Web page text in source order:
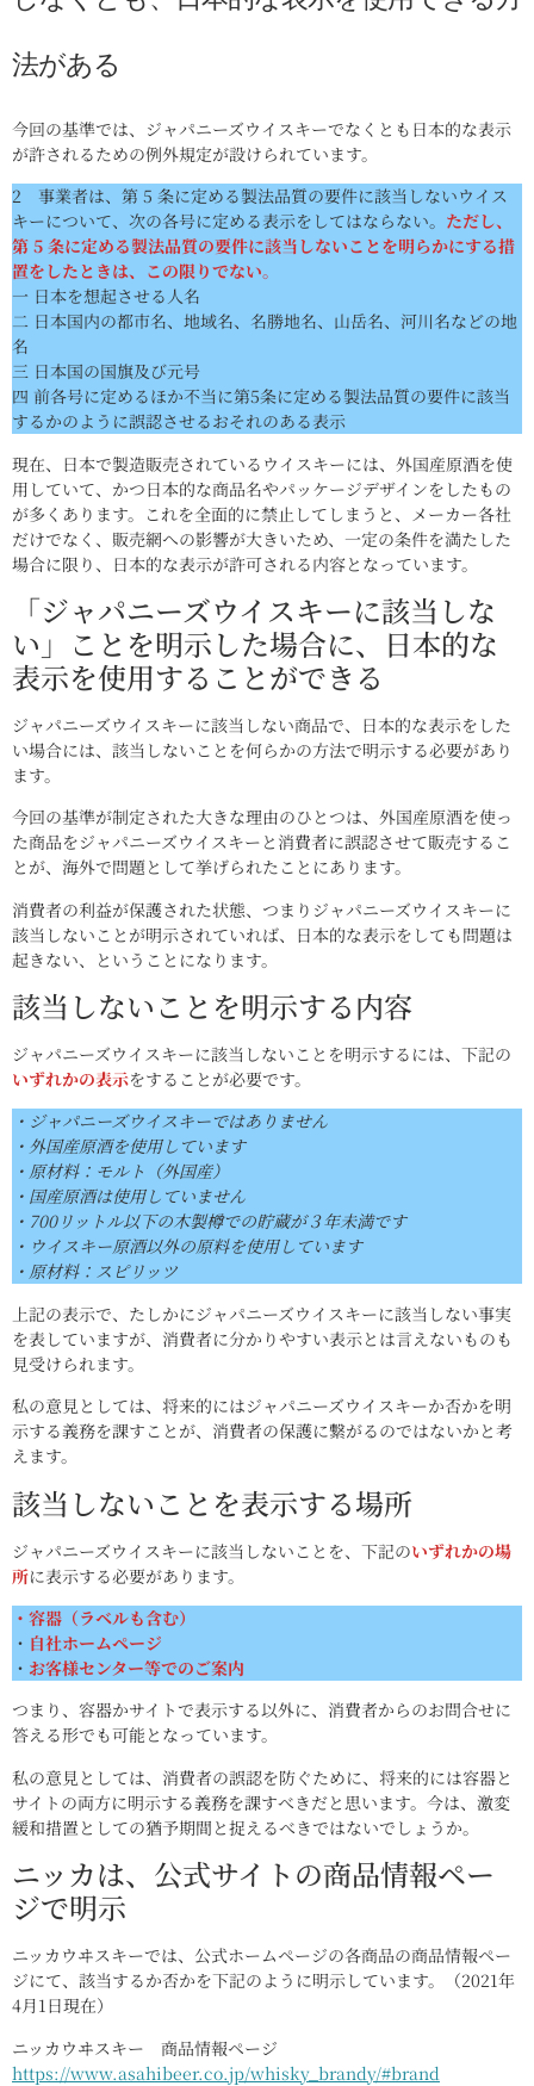
法がある
今回の基準では、ジャパニーズウイスキーでなくとも日本的な表示
が許されるための例外規定が設けられています。
2 事業者は、第 5 条に定める製法品質の要件に該当しないウイス
キーについて、次の各号に定める表示をしてはならない。 ただし、
第 5 条に定める製法品質の要件に該当しないことを明らかにする措
置をしたときは、この限りでない。
一 日本を想起させる人名
二 日本国内の都市名、地域名、名勝地名、山岳名、河川名などの地
名
三 日本国の国旗及び元号
四 前各号に定めるほか不当に第5条に定める製法品質の要件に該当
するかのように誤認させるおそれのある表示
現在、日本で製造販売されているウイスキーには、外国産原酒を使
用していて、かつ日本的な商品名やパッケージデザインをしたもの
が多くあります。これを全面的に禁止してしまうと、メーカー各社
だけでなく、販売網への影響が大きいため、一定の条件を満たした
場合に限り、日本的な表示が許可される内容となっています。
「ジャパニーズウイスキーに該当しな
い」ことを明示した場合に、日本的な
表示を使用することができる
ジャパニーズウイスキーに該当しない商品で、日本的な表示をした
い場合には、該当しないことを何らかの方法で明示する必要があり
ます。
今回の基準が制定された大きな理由のひとつは、外国産原酒を使っ
た商品をジャパニーズウイスキーと消費者に誤認させて販売するこ
とが、海外で問題として挙げられたことにあります。
消費者の利益が保護された状態、つまりジャパニーズウイスキーに
該当しないことが明示されていれば、日本的な表示をしても問題は
起きない、ということになります。
該当しないことを明示する内容
ジャパニーズウイスキーに該当しないことを明示するには、下記の
いずれかの表示をすることが必要です。
・ジャパニーズウイスキーではありません
・外国産原酒を使用しています
・原材料：モルト（外国産）
・国産原酒は使用していません
・700リットル以下の木製樽での貯蔵が３年未満です
・ウイスキー原酒以外の原料を使用しています
・原材料：スピリッツ
上記の表示で、たしかにジャパニーズウイスキーに該当しない事実
を表していますが、消費者に分かりやすい表示とは言えないものも
見受けられます。
私の意見としては、将来的にはジャパニーズウイスキーか否かを明
示する義務を課すことが、消費者の保護に繋がるのではないかと考
えます。
該当しないことを表示する場所
ジャパニーズウイスキーに該当しないことを、下記のいずれかの場
所に表示する必要があります。
・容器（ラベルも含む）
・ 自社ホームページ
・ お客様センター等でのご案内
つまり、容器かサイトで表示する以外に、消費者からのお問合せに
答える形でも可能となっています。
私の意見としては、消費者の誤認を防ぐために、将来的には容器と
サイトの両方に明示する義務を課すべきだと思います。今は、激変
緩和措置としての猶予期間と捉えるべきではないでしょうか。
ニッカは、公式サイトの商品情報ペー
ジで明示
ニッカウヰスキーでは、公式ホームページの各商品の商品情報ペー
ジにて、該当するか否かを下記のように明示しています。（2021年
4月1日現在）
ニッカウヰスキー 商品情報ページ
https://www.asahibeer.co.jp/whisky_brandy/#brand